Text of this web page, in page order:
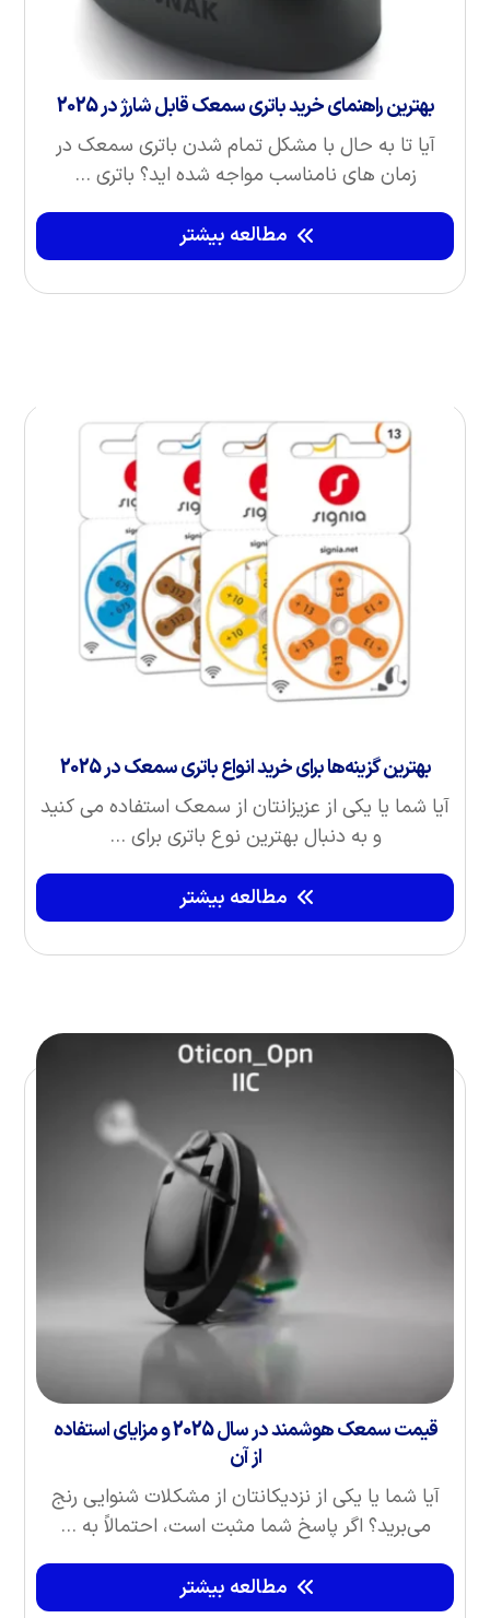
بهترین راهنمای خرید باتری سمعک قابل شارژ در 2025
آیا تا به حال با مشکل تمام شدن باتری سمعک در
زمان‌ های نامناسب مواجه شده‌ اید؟ باتری ...
مطالعه بیشتر
بهترین گزینه‌ها برای خرید انواع باتری سمعک در 2025
آیا شما یا یکی از عزیزانتان از سمعک استفاده می‌ کنید
و به دنبال بهترین نوع باتری برای ...
مطالعه بیشتر
قیمت سمعک هوشمند در سال 2025 و مزایای استفاده
از آن
آیا شما یا یکی از نزدیکانتان از مشکلات شنوایی رنج
می‌برید؟ اگر پاسخ شما مثبت است، احتمالاً به ...
مطالعه بیشتر